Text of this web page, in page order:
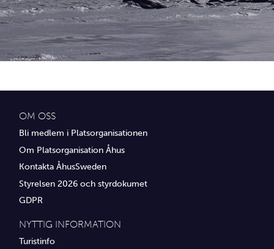
Idrottsföreningar
Media
Transport
Övrig service
OM OSS
Bli medlem i Platsorganisationen
Om Platsorganisation Åhus
Kontakta ÅhusSweden
Styrelsen 2026 och styrdokumet
GDPR
NYTTIG INFORMATION
Turistinfo